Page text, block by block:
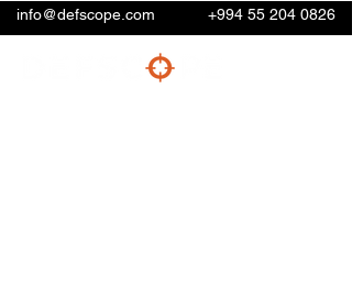
info@defscope.com +994 55 204 0826